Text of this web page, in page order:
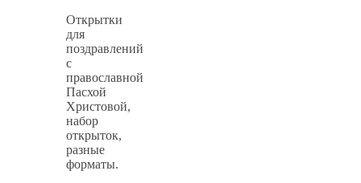
Открытки
для
поздравлений
с
православной
Пасхой
Христовой,
набор
открыток,
разные
форматы.